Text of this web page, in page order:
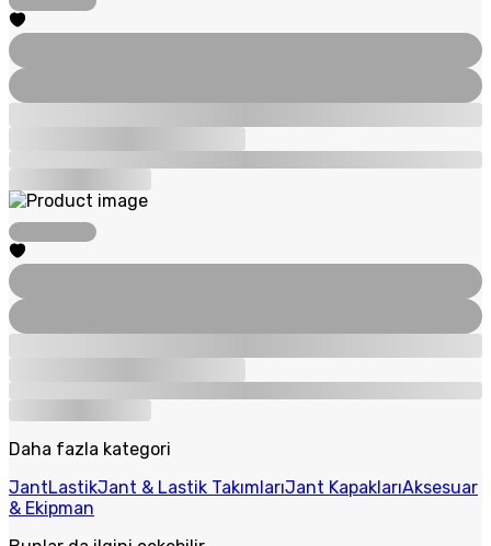
Daha fazla kategori
JantLastikJant & Lastik TakımlarıJant KapaklarıAksesuar
& Ekipman